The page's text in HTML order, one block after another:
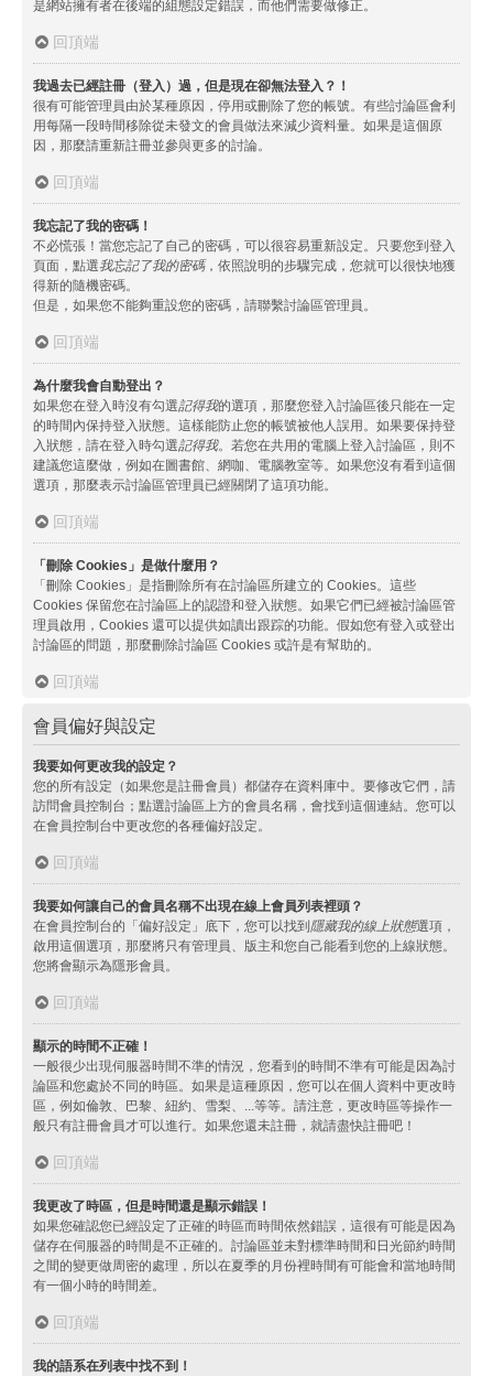
是網站擁有者在後端的組態設定錯誤，而他們需要做修正。
回頂端
我過去已經註冊（登入）過，但是現在卻無法登入？！
很有可能管理員由於某種原因，停用或刪除了您的帳號。有些討論區會利
用每隔一段時間移除從未發文的會員做法來減少資料量。如果是這個原
因，那麼請重新註冊並參與更多的討論。
回頂端
我忘記了我的密碼！
不必慌張！當您忘記了自己的密碼，可以很容易重新設定。只要您到登入
頁面，點選我忘記了我的密碼，依照說明的步驟完成，您就可以很快地獲
得新的隨機密碼。
但是，如果您不能夠重設您的密碼，請聯繫討論區管理員。
回頂端
為什麼我會自動登出？
如果您在登入時沒有勾選記得我的選項，那麼您登入討論區後只能在一定
的時間內保持登入狀態。這樣能防止您的帳號被他人誤用。如果要保持登
入狀態，請在登入時勾選記得我。若您在共用的電腦上登入討論區，則不
建議您這麼做，例如在圖書館、網咖、電腦教室等。如果您沒有看到這個
選項，那麼表示討論區管理員已經關閉了這項功能。
回頂端
「刪除 Cookies」是做什麼用？
「刪除 Cookies」是指刪除所有在討論區所建立的 Cookies。這些
Cookies 保留您在討論區上的認證和登入狀態。如果它們已經被討論區管
理員啟用，Cookies 還可以提供如讀出跟踪的功能。假如您有登入或登出
討論區的問題，那麼刪除討論區 Cookies 或許是有幫助的。
回頂端
會員偏好與設定
我要如何更改我的設定？
您的所有設定（如果您是註冊會員）都儲存在資料庫中。要修改它們，請
訪問會員控制台；點選討論區上方的會員名稱，會找到這個連結。您可以
在會員控制台中更改您的各種偏好設定。
回頂端
我要如何讓自己的會員名稱不出現在線上會員列表裡頭？
在會員控制台的「偏好設定」底下，您可以找到隱藏我的線上狀態選項，
啟用這個選項，那麼將只有管理員、版主和您自己能看到您的上線狀態。
您將會顯示為隱形會員。
回頂端
顯示的時間不正確！
一般很少出現伺服器時間不準的情況，您看到的時間不準有可能是因為討
論區和您處於不同的時區。如果是這種原因，您可以在個人資料中更改時
區，例如倫敦、巴黎、紐約、雪梨、...等等。請注意，更改時區等操作一
般只有註冊會員才可以進行。如果您還未註冊，就請盡快註冊吧！
回頂端
我更改了時區，但是時間還是顯示錯誤！
如果您確認您已經設定了正確的時區而時間依然錯誤，這很有可能是因為
儲存在伺服器的時間是不正確的。討論區並未對標準時間和日光節約時間
之間的變更做周密的處理，所以在夏季的月份裡時間有可能會和當地時間
有一個小時的時間差。
回頂端
我的語系在列表中找不到！